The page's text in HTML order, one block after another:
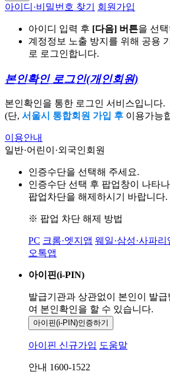
아이디·비밀번호 찾기 회원가입
아이디 입력 후 [다음] 버튼을 선
계정정보 노출 방지를 위해 공용
로 로그인합니다.
본인확인 로그인(개인회원)
본인확인을 통한 로그인 서비스입니다.
(단, 서울시 통합회원 가입 후 이용가능
이용안내
일반·어린이·외국인회원
인증수단을 선택해 주세요.
인증수단 선택 후 팝업창이 나타
팝업차단을 해제하시기 바랍니다.
※ 팝업 차단 해제 방법
PC 크롬·엣지앱 웨일·삼성·사파리
오톡앱
아이핀(i-PIN)
발급기관과 상관없이 본인이 발급
여 본인확인을 할 수 있습니다.
아이핀(i-PIN)인증하기
아이핀 신규가입 도움말
안내 1600-1522